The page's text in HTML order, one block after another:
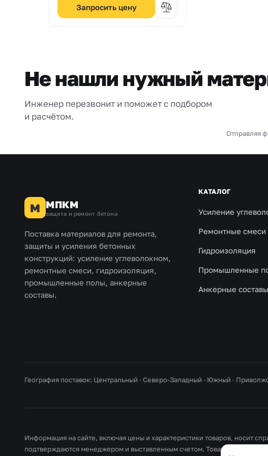
Запросить цену
Не нашли нужный
Инженер перезвонит и поможет с подбором
и расчётом.
Отправляя
М МПКМ
защита и ремонт бетона
Поставка материалов для ремонта,
защиты и усиления бетонных
конструкций: усиление углеволокном,
ремонтные смеси, гидроизоляция,
промышленные полы, анкерные
составы.
КАТАЛОГ
Усиление
Ремонтные смеси
Гидроизоляция
Промышленные
Анкерные составы
География поставок: Центральный · Северо-Западный · Южный ·
Информация на сайте, включая цены и характеристики товаров, носит
подтверждаются менеджером и выставленным счетом. Товарные знаки